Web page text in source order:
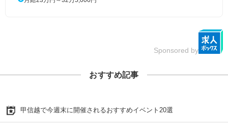
Sponsored by
おすすめ記事
甲信越で今週末に開催されるおすすめイベント20選